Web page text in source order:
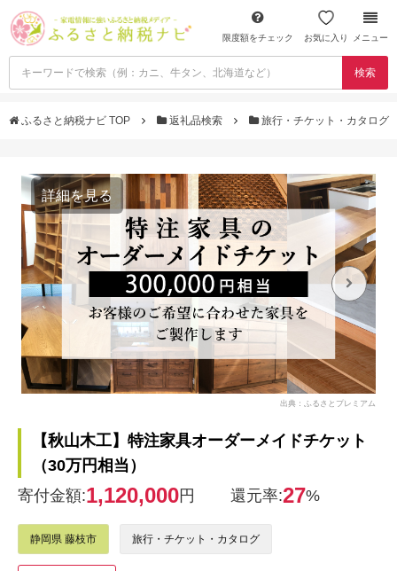
限度額をチェック お気に入り メニュー
検索
ふるさと納税ナビ TOP 返礼品検索 旅行・チケット・カタログ
詳細を見る
出典：ふるさとプレミアム
【秋山木工】特注家具オーダーメイドチケット
（30万円相当）
寄付金額:1,120,000円 還元率:27%
静岡県 藤枝市 旅行・チケット・カタログ